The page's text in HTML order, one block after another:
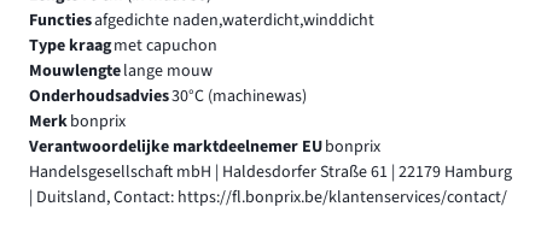
Functiesafgedichte naden,waterdicht,winddicht
Type kraagmet capuchon
Mouwlengtelange mouw
Onderhoudsadvies30°C (machinewas)
Merkbonprix
Verantwoordelijke marktdeelnemer EUbonprix
Handelsgesellschaft mbH | Haldesdorfer Straße 61 | 22179 Hamburg
| Duitsland, Contact: https://fl.bonprix.be/klantenservices/contact/